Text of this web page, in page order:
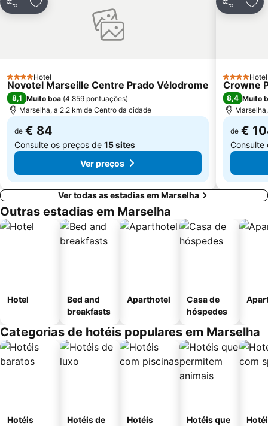
PartilharAdicionar aos favoritos
4 Estrelas
Hotel
Novotel Marseille Centre Prado Vélodrome
8,1 Muito boa (4.859 pontuações)
Marselha, a 2.2 km de Centro da cidade
de € 84
Consulte os preços de 15 sites
Ver preços
Partilhar
4 Estrelas
Hotel
Crowne
8,4 Muito
de €
Ver todas as estadias em Marselha
Outras estadias em Marselha
Hotel
Bed and
breakfasts
Aparthotel
Casa de
hóspedes
Categorias de hotéis populares em Marselha
Hotéis
Hotéis de
Hotéis
Hotéis que